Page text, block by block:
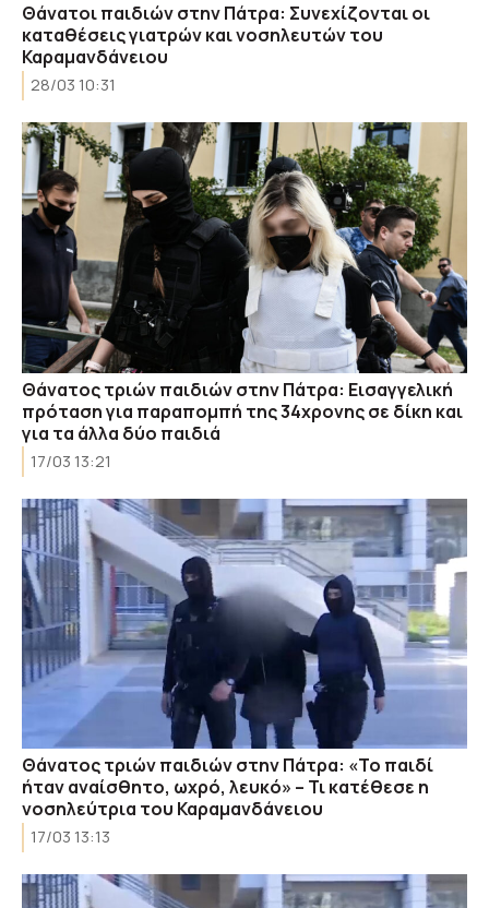
Θάνατοι παιδιών στην Πάτρα: Συνεχίζονται οι
καταθέσεις γιατρών και νοσηλευτών του
Καραμανδάνειου
28/03 10:31
Θάνατος τριών παιδιών στην Πάτρα: Εισαγγελική
πρόταση για παραπομπή της 34χρονης σε δίκη και
για τα άλλα δύο παιδιά
17/03 13:21
Θάνατος τριών παιδιών στην Πάτρα: «Το παιδί
ήταν αναίσθητο, ωχρό, λευκό» – Τι κατέθεσε η
νοσηλεύτρια του Καραμανδάνειου
17/03 13:13